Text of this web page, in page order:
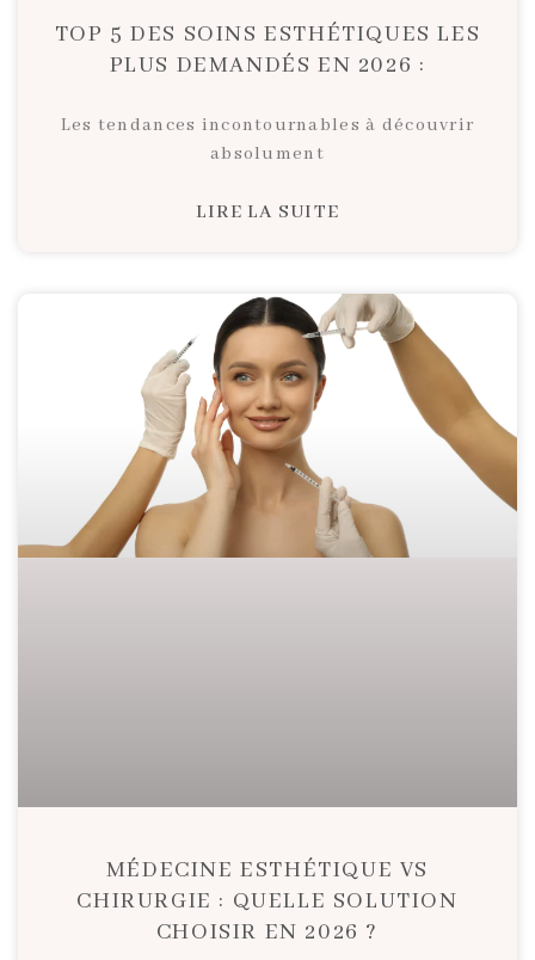
TOP 5 DES SOINS ESTHÉTIQUES LES
PLUS DEMANDÉS EN 2026 :
Les tendances incontournables à découvrir
absolument
LIRE LA SUITE
MÉDECINE ESTHÉTIQUE VS
CHIRURGIE : QUELLE SOLUTION
CHOISIR EN 2026 ?